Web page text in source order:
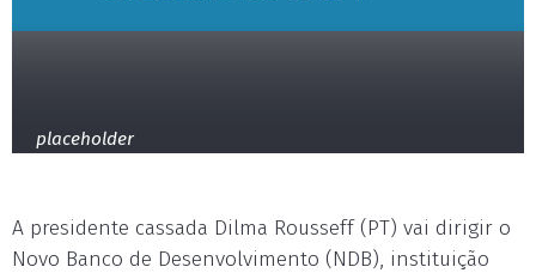
placeholder
A presidente cassada Dilma Rousseff (PT) vai dirigir o
Novo Banco de Desenvolvimento (NDB), instituição